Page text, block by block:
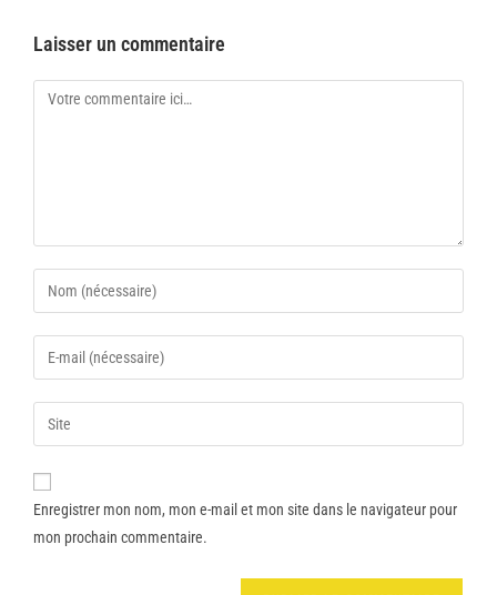
Laisser un commentaire
Enregistrer mon nom, mon e-mail et mon site dans le navigateur pour
mon prochain commentaire.